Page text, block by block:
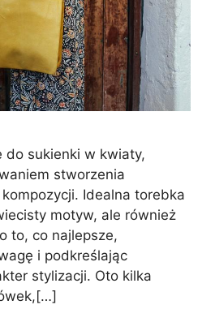
do sukienki w kwiaty,
stworzenia
Idealna torebka
motyw, ale również
to, co najlepsze,
i podkreślając
stylizacji. Oto kilka